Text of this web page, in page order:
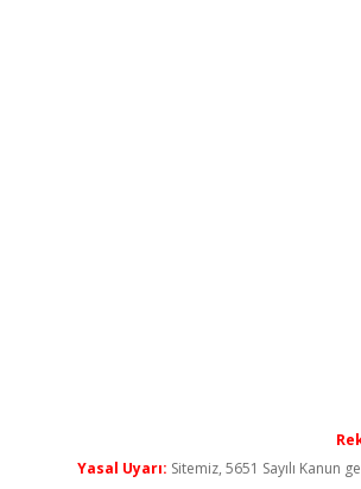
Yasal Uyarı: Sitemiz, 5651 Sayılı